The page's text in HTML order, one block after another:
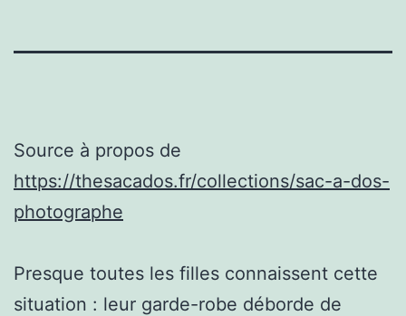
Source à propos de
https://thesacados.fr/collections/sac-a-dos-
photographe
Presque toutes les filles connaissent cette
situation : leur garde-robe déborde de